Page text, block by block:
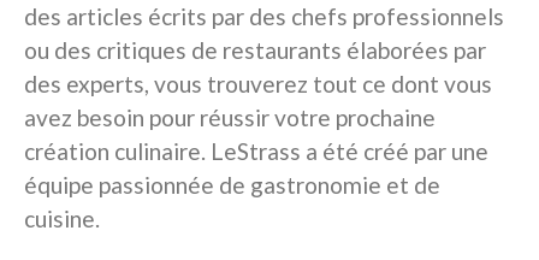
des articles écrits par des chefs professionnels
ou des critiques de restaurants élaborées par
des experts, vous trouverez tout ce dont vous
avez besoin pour réussir votre prochaine
création culinaire. LeStrass a été créé par une
équipe passionnée de gastronomie et de
cuisine.